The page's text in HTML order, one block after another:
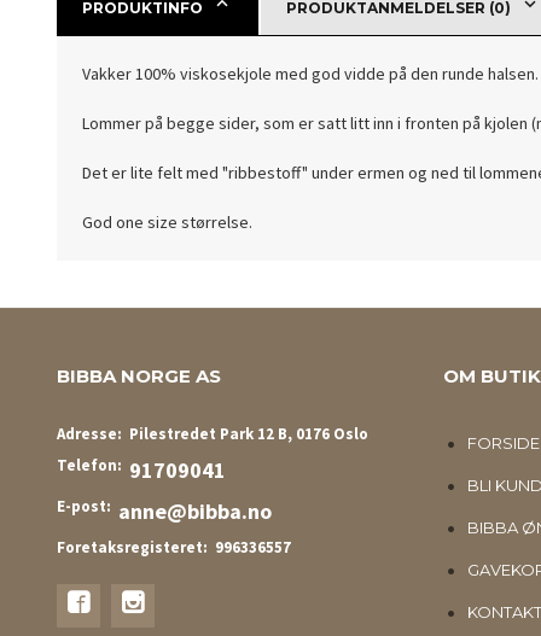
PRODUKTINFO PRODUKTANMELDELSER (0)
Vakker 100% viskosekjole med god vidde på den runde halsen.
Lommer på begge sider, som er satt litt inn i fronten på kjolen
Det er lite felt med "ribbestoff" under ermen og ned til
God one size størrelse.
BIBBA NORGE AS
Adresse: Pilestredet Park 12 B, 0176 Oslo
Telefon: 91709041
E-post: anne@bibba.no
Foretaksregisteret: 996336557
OM
FORSIDE
BLI
BIBBA